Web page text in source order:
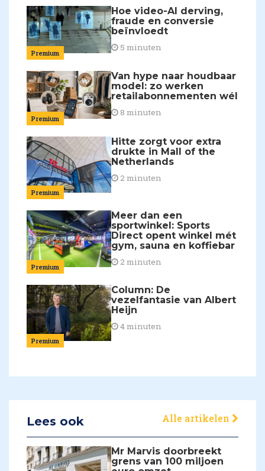
Premium
Hoe video-AI derving,
fraude en conversie
beïnvloedt
5 minuten
Premium
Van hype naar houdbaar
model: zo werken
retailabonnementen wél
8 minuten
Premium
Hitte zorgt voor extra
drukte in Mall of the
Netherlands
2 minuten
Premium
Meer dan een
sportwinkel: Sports
Direct opent winkel mét
gym, sauna en koffiebar
2 minuten
Premium
Column: De
vezelfantasie van Albert
Heijn
4 minuten
Lees ook Alle artikelen
Mr Marvis doorbreekt
grens van 100 miljoen